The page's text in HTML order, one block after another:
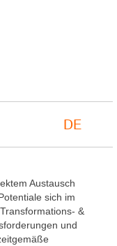
DE
Austausch
sich im
&
und